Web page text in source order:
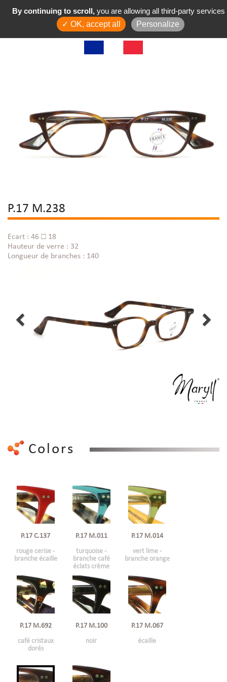
P.17 M.238
Ecart : 46 □ 18
Hauteur de verre : 32
Longueur de branches : 140
Colors
P.17 C.137
rouge cerise -
branche écaille
P.17 M.011
turquoise -
branche café
éclats crème
P.17 M.014
vert lime -
branche orange
P.17 M.692
café cristaux
dorés
P.17 M.100
noir
P.17 M.067
écaille
By continuing to scroll, you are allowing all third-party services
✓ OK, accept all
Personalize